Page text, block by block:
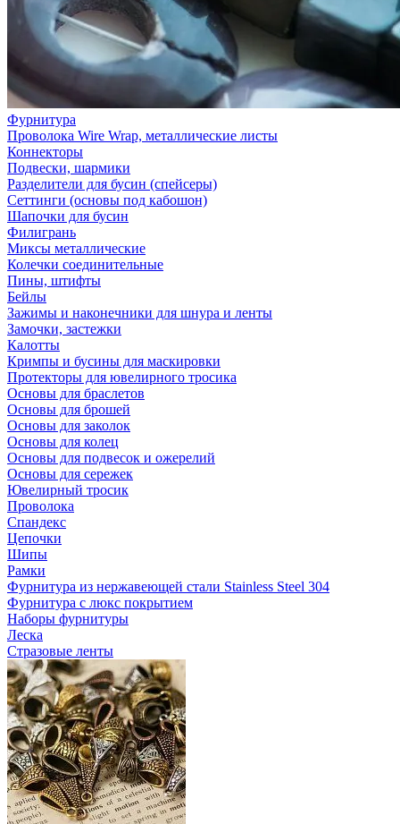
Фурнитура
Проволока Wire Wrap, металлические листы
Коннекторы
Подвески, шармики
Разделители для бусин (спейсеры)
Сеттинги (основы под кабошон)
Шапочки для бусин
Филигрань
Миксы металлические
Колечки соединительные
Пины, штифты
Бейлы
Зажимы и наконечники для шнура и ленты
Замочки, застежки
Калотты
Кримпы и бусины для маскировки
Протекторы для ювелирного тросика
Основы для браслетов
Основы для брошей
Основы для заколок
Основы для колец
Основы для подвесок и ожерелий
Основы для сережек
Ювелирный тросик
Проволока
Спандекс
Цепочки
Шипы
Рамки
Фурнитура из нержавеющей стали Stainless Steel 304
Фурнитура с люкс покрытием
Наборы фурнитуры
Леска
Стразовые ленты